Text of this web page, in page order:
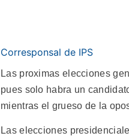
Corresponsal de IPS
Las proximas elecciones
pues solo habra un
mientras el grueso de la
Las elecciones